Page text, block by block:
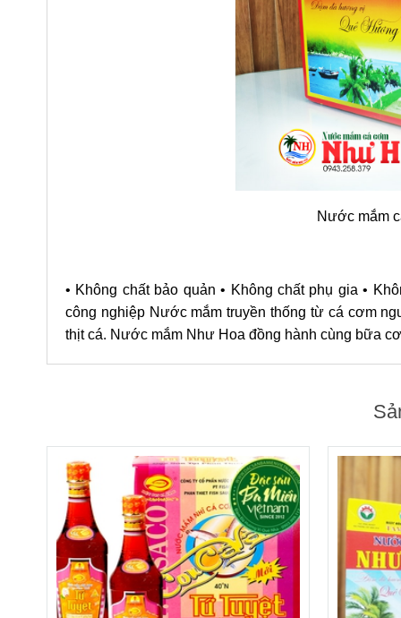
Nước mắm
• Không chất bảo quản • Không chất phụ gia •
công nghiệp Nước mắm truyền thống từ cá cơm
thịt cá. Nước mắm Như Hoa đồng hành cùng bữa